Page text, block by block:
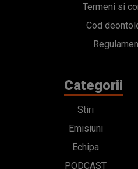
Termeni si
Cod
Categorii
Stiri
Emisiuni
Echipa
PODCAST